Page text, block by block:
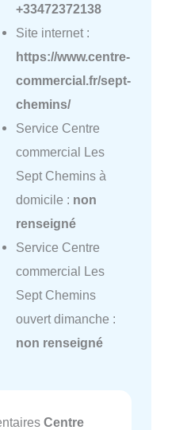
+33472372138
Site internet :
https://www.centre-
commercial.fr/sept-
chemins/
Service Centre
commercial Les
Sept Chemins à
domicile : non
renseigné
Service Centre
commercial Les
Sept Chemins
ouvert dimanche :
non renseigné
Centre